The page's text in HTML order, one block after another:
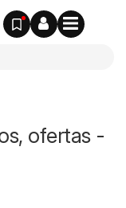
ofertas -